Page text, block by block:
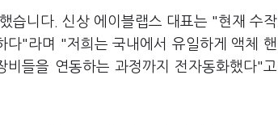
습니다. 신상 에이블랩스 대표는 "현재 수작
다"라며 "저희는 국내에서 유일하게 액체 핸
들을 연동하는 과정까지 전자동화했다"고